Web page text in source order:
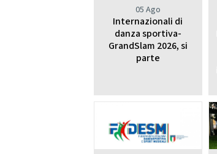
2022
05 Ago
Internazionali di
danza sportiva-
GrandSlam 2026, si
parte